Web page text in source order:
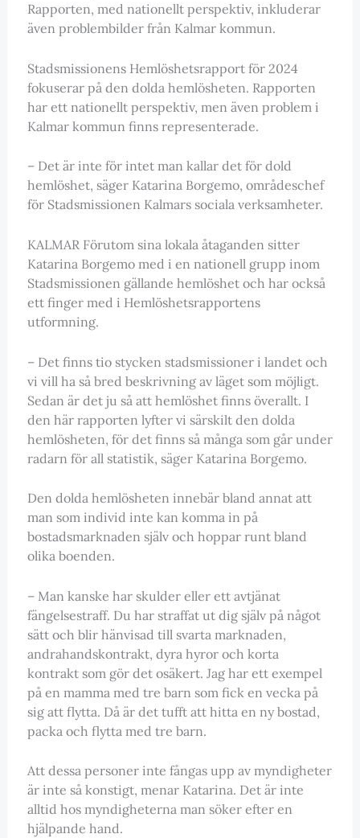
Rapporten, med nationellt perspektiv, inkluderar
även problembilder från Kalmar kommun.
Stadsmissionens Hemlöshetsrapport för 2024
fokuserar på den dolda hemlösheten. Rapporten
har ett nationellt perspektiv, men även problem i
Kalmar kommun finns representerade.
– Det är inte för intet man kallar det för dold
hemlöshet, säger Katarina Borgemo, områdeschef
för Stadsmissionen Kalmars sociala verksamheter.
KALMAR Förutom sina lokala åtaganden sitter
Katarina Borgemo med i en nationell grupp inom
Stadsmissionen gällande hemlöshet och har också
ett finger med i Hemlöshetsrapportens
utformning.
– Det finns tio stycken stadsmissioner i landet och
vi vill ha så bred beskrivning av läget som möjligt.
Sedan är det ju så att hemlöshet finns överallt. I
den här rapporten lyfter vi särskilt den dolda
hemlösheten, för det finns så många som går under
radarn för all statistik, säger Katarina Borgemo.
Den dolda hemlösheten innebär bland annat att
man som individ inte kan komma in på
bostadsmarknaden själv och hoppar runt bland
olika boenden.
– Man kanske har skulder eller ett avtjänat
fängelsestraff. Du har straffat ut dig själv på något
sätt och blir hänvisad till svarta marknaden,
andrahandskontrakt, dyra hyror och korta
kontrakt som gör det osäkert. Jag har ett exempel
på en mamma med tre barn som fick en vecka på
sig att flytta. Då är det tufft att hitta en ny bostad,
packa och flytta med tre barn.
Att dessa personer inte fångas upp av myndigheter
är inte så konstigt, menar Katarina. Det är inte
alltid hos myndigheterna man söker efter en
hjälpande hand.